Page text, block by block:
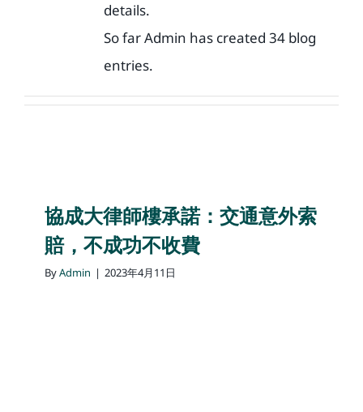
聯絡電話：(437) 990-0999
details.
So far Admin has created 34 blog
entries.
協成大律師樓承諾：交通意外索
賠，不成功不收費
ByAdmin | 2023年4月11日